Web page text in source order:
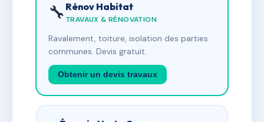
🔧 Rénov Habitat
TRAVAUX & RÉNOVATION
Ravalement, toiture, isolation des parties
communes. Devis gratuit.
Obtenir un devis travaux